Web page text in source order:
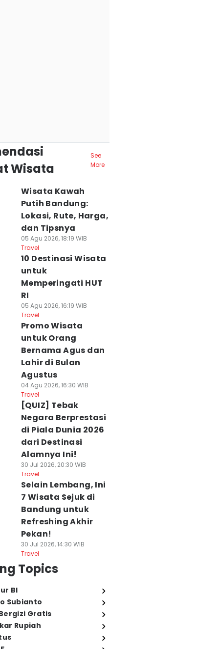
Wisata
See
More
Wisata Kawah
Putih Bandung:
Lokasi, Rute, Harga,
dan Tipsnya
05 Agu 2026, 18:19 WIB
Travel
10 Destinasi Wisata
untuk
Memperingati HUT
RI
05 Agu 2026, 16:19 WIB
Travel
Promo Wisata
untuk Orang
Bernama Agus dan
Lahir di Bulan
Agustus
04 Agu 2026, 16:30 WIB
Travel
[QUIZ] Tebak
Negara Berprestasi
di Piala Dunia 2026
dari Destinasi
Alamnya Ini!
30 Jul 2026, 20:30 WIB
Travel
Selain Lembang, Ini
7 Wisata Sejuk di
Bandung untuk
Refreshing Akhir
Pekan!
30 Jul 2026, 14:30 WIB
Travel
Topics
BI
Subianto
Gratis
Rupiah